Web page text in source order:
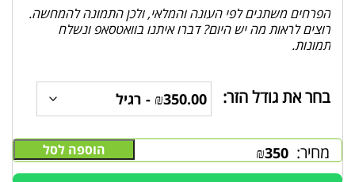
הפרחים משתנים לפי העונה והמלאי, ולכן התמונה להמחשה.
רוצים לראות מה יש היום? דברו איתנו בוואטסאפ ונשלח
תמונות.
בחר את גודל הזר:
מחיר: ₪350 הוספה לסל